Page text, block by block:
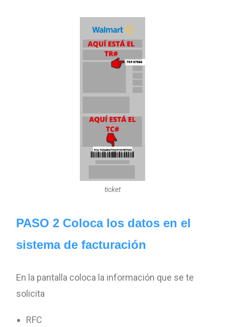
ticket
PASO 2 Coloca los datos en el
sistema de facturación
En la pantalla coloca la información que se te
solicita
RFC